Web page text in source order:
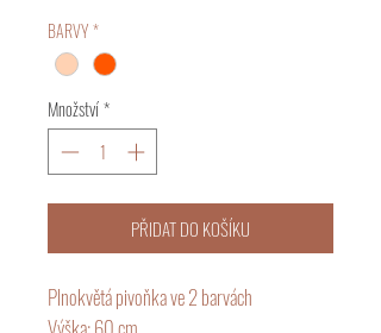
BARVY*
Množství*
PŘIDAT DO KOŠÍKU
Plnokvětá pivoňka ve 2 barvách